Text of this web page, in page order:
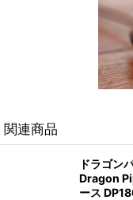
関連商品
ドラゴン
Dragon
ース